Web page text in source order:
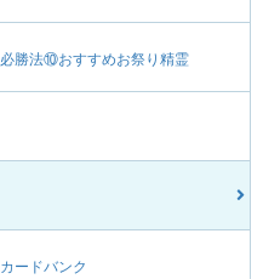
必勝法⑩おすすめお祭り精霊
カードバンク